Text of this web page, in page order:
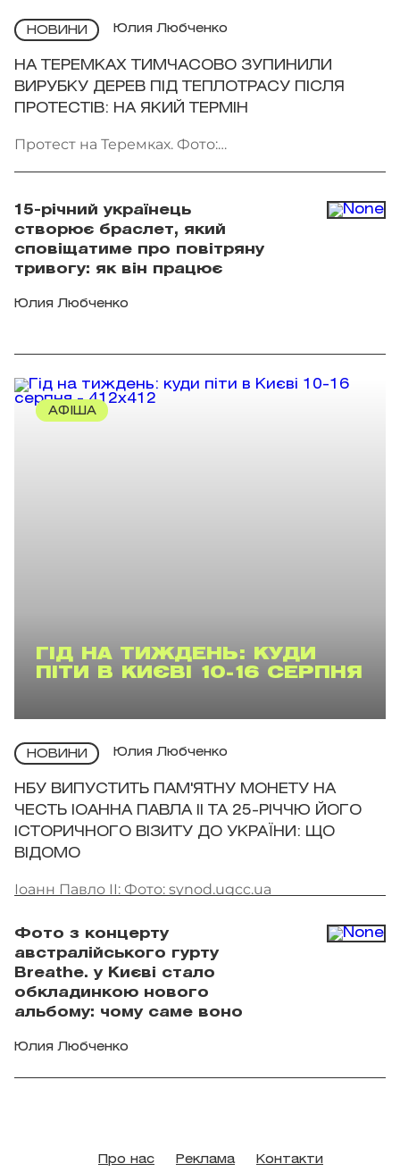
НОВИНИ Юлия Любченко
НА ТЕРЕМКАХ ТИМЧАСОВО ЗУПИНИЛИ
ВИРУБКУ ДЕРЕВ ПІД ТЕПЛОТРАСУ ПІСЛЯ
ПРОТЕСТІВ: НА ЯКИЙ ТЕРМІН
Протест на Теремках. Фото:
15-річний українець
створює браслет, який
сповіщатиме про повітряну
тривогу: як він працює
Юлия Любченко
АФІША
ГІД НА ТИЖДЕНЬ: КУДИ
ПІТИ В КИЄВІ 10-16 СЕРПНЯ
НОВИНИ Юлия Любченко
НБУ ВИПУСТИТЬ ПАМ'ЯТНУ МОНЕТУ НА
ЧЕСТЬ ІОАННА ПАВЛА II ТА 25-РІЧЧЮ ЙОГО
ІСТОРИЧНОГО ВІЗИТУ ДО УКРАЇНИ: ЩО
ВІДОМО
Іоанн Павло II: Фото: synod.ugcc.ua
Фото з концерту
австралійського гурту
Breathe. у Києві стало
обкладинкою нового
альбому: чому саме воно
Юлия Любченко
Про нас Реклама Контакти